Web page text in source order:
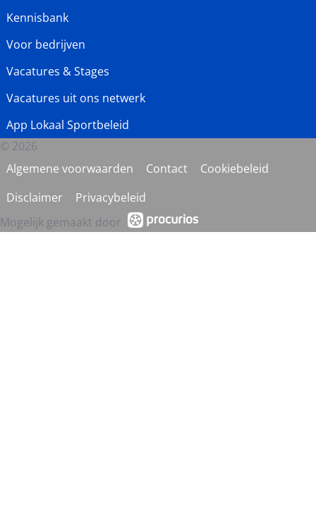
Kennisbank
Voor bedrijven
Vacatures & Stages
Vacatures uit ons netwerk
App Lokaal Sportbeleid
© 2026
Algemene voorwaarden
Contact
Cookiebeleid
Disclaimer
Privacybeleid
Mogelijk gemaakt door